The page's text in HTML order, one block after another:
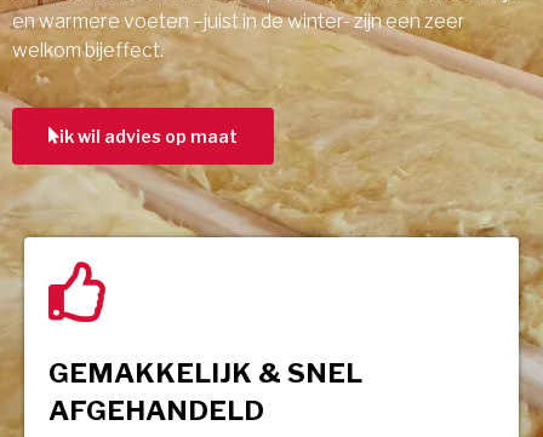
en warmere voeten –juist in de winter- zijn een zeer
welkom bijeffect.
ik wil advies op maat
GEMAKKELIJK & SNEL
AFGEHANDELD